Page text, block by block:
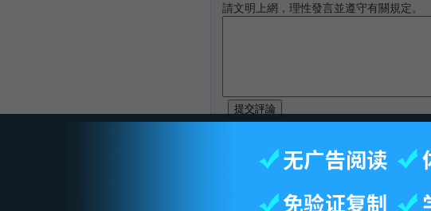
請文明上網，理性發言並遵守有關規定。
智库首页 百科首页 关于